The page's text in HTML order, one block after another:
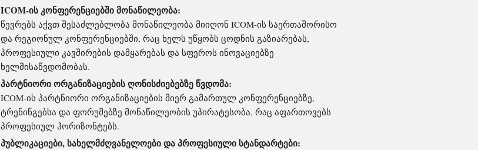
ICOM-ის კონფერენციებში მონაწილეობა:
წევრებს აქვთ შესაძლებლობა მონაწილეობა მიიღონ ICOM-ის საერთაშორისო
და რეგიონულ კონფერენციებში, რაც ხელს უწყობს ცოდნის გაზიარებას,
პროფესიული კავშირების დამყარებას და სფეროს ინოვაციებზე
ხელმისაწვდომობას.
პარტნიორი ორგანიზაციების ღონისძიებებზე წვდომა:
ICOM-ის პარტნიორი ორგანიზაციების მიერ გამართულ კონფერენციებზე,
ტრენინგებსა და ფორუმებზე მონაწილეობის უპირატესობა, რაც აფართოვებს
პროფესიულ ჰორიზონტებს.
პუბლიკაციები, სახელმძღვანელოები და პროფესიული სტანდარტები: